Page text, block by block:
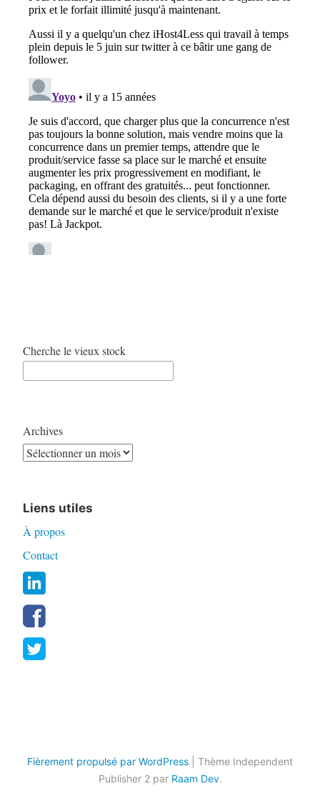
Cherche le vieux stock
Archives
Liens utiles
À propos
Contact
Fièrement propulsé par WordPress
Thème Independent
Publisher 2 par Raam Dev.